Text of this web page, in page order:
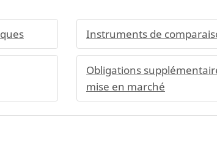
Instruments de
Obligations
mise en marché